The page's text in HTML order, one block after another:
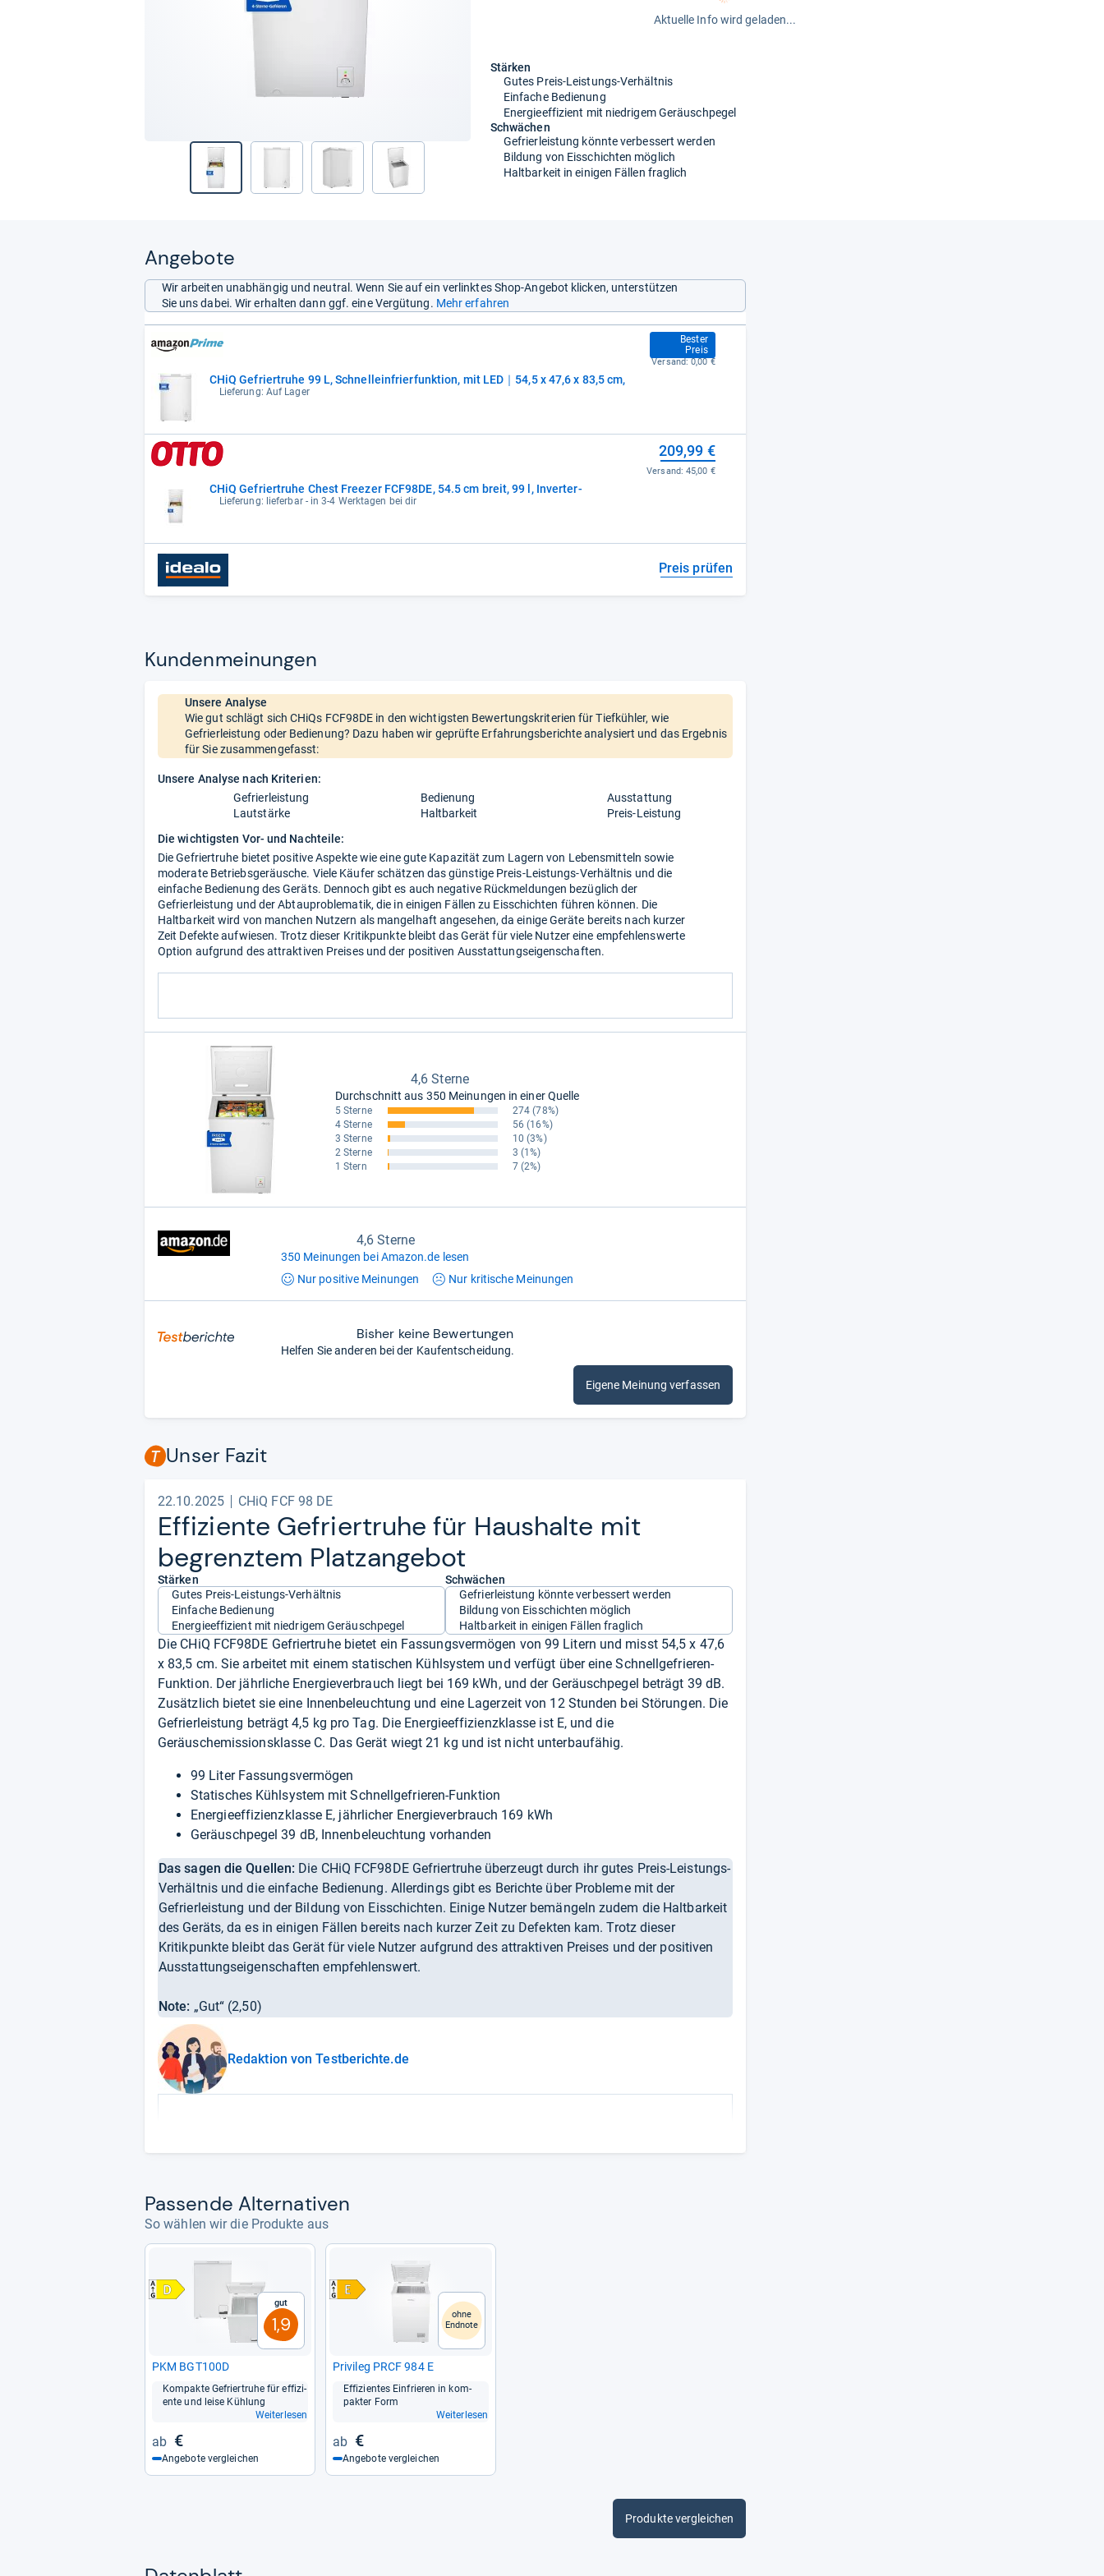
Aktuelle Info wird geladen...
Stärken
Gutes Preis-Leistungs-Verhältnis
Einfache Bedienung
Energieeffizient mit niedrigem Geräuschpegel
Schwächen
Gefrierleistung könnte verbessert werden
Bildung von Eisschichten möglich
Haltbarkeit in einigen Fällen fraglich
Angebote
Wir arbeiten unabhängig und neutral. Wenn Sie auf ein verlinktes Shop-Angebot klicken, unterstützen
Sie uns dabei. Wir erhalten dann ggf. eine Vergütung. Mehr erfahren
CHiQ Gefriertruhe 99 L, Schnelleinfrierfunktion, mit LED｜54,5 x 47,6 x 83,5 cm,
Lieferung: Auf Lager
Bester
Preis
175,99 €
Versand:0,00 €
CHiQ Gefriertruhe Chest Freezer FCF98DE, 54.5 cm breit, 99 l, Inverter-
Lieferung: lieferbar - in 3-4 Werktagen bei dir
209,99 €
Versand:45,00 €
Preis prüfen
Kun­den­mei­nun­gen
Unsere Analyse
Wie gut schlägt sich CHiQs ‎FCF98DE in den wichtigsten Bewertungskriterien für Tiefkühler, wie
Gefrierleistung oder Bedienung? Dazu haben wir geprüfte Erfahrungsberichte analysiert und das Ergebnis
für Sie zusammengefasst:
Unsere Analyse nach Kriterien:
Gefrierleistung
Bedienung
Ausstattung
Lautstärke
Haltbarkeit
Preis-Leistung
Die wichtigsten Vor- und Nachteile:
Die Gefriertruhe bietet positive Aspekte wie eine gute Kapazität zum Lagern von Lebensmitteln sowie
moderate Betriebsgeräusche. Viele Käufer schätzen das günstige Preis-Leistungs-Verhältnis und die
einfache Bedienung des Geräts. Dennoch gibt es auch negative Rückmeldungen bezüglich der
Gefrierleistung und der Abtauproblematik, die in einigen Fällen zu Eisschichten führen können. Die
Haltbarkeit wird von manchen Nutzern als mangelhaft angesehen, da einige Geräte bereits nach kurzer
Zeit Defekte aufwiesen. Trotz dieser Kritikpunkte bleibt das Gerät für viele Nutzer eine empfehlenswerte
Option aufgrund des attraktiven Preises und der positiven Ausstattungseigenschaften.
4,6 Sterne
Durchschnitt aus 350 Meinungen in einer Quelle
5 Sterne 274 (78%)
4 Sterne
56 (16%)
3 Sterne
10 (3%)
2 Sterne
3 (1%)
1 Stern
7 (2%)
4,6 Sterne
350 Meinungen bei Amazon.de lesen
Nur positive Meinungen Nur kritische Meinungen
Bisher keine Bewertungen
Helfen Sie anderen bei der Kaufentscheidung.
Eigene Meinung verfassen
Unser Fazit
22.10.2025 CHiQ FCF 98 DE
Effi­zi­ente Gefrier­truhe für Haus­halte mit
begrenz­tem Platz­an­ge­bot
Stärken
Gutes Preis-Leistungs-Verhältnis
Einfache Bedienung
Energieeffizient mit niedrigem Geräuschpegel
Schwächen
Gefrierleistung könnte verbessert werden
Bildung von Eisschichten möglich
Haltbarkeit in einigen Fällen fraglich
Die CHiQ FCF98DE Gefriertruhe bietet ein Fassungsvermögen von 99 Litern und misst 54,5 x 47,6
x 83,5 cm. Sie arbeitet mit einem statischen Kühlsystem und verfügt über eine Schnellgefrieren-
Funktion. Der jährliche Energieverbrauch liegt bei 169 kWh, und der Geräuschpegel beträgt 39 dB.
Zusätzlich bietet sie eine Innenbeleuchtung und eine Lagerzeit von 12 Stunden bei Störungen. Die
Gefrierleistung beträgt 4,5 kg pro Tag. Die Energieeffizienzklasse ist E, und die
Geräuschemissionsklasse C. Das Gerät wiegt 21 kg und ist nicht unterbaufähig.
99 Liter Fassungsvermögen
Statisches Kühlsystem mit Schnellgefrieren-Funktion
Energieeffizienzklasse E, jährlicher Energieverbrauch 169 kWh
Geräuschpegel 39 dB, Innenbeleuchtung vorhanden
Das sagen die Quellen: Die CHiQ FCF98DE Gefriertruhe überzeugt durch ihr gutes Preis-Leistungs-
Verhältnis und die einfache Bedienung. Allerdings gibt es Berichte über Probleme mit der
Gefrierleistung und der Bildung von Eisschichten. Einige Nutzer bemängeln zudem die Haltbarkeit
des Geräts, da es in einigen Fällen bereits nach kurzer Zeit zu Defekten kam. Trotz dieser
Kritikpunkte bleibt das Gerät für viele Nutzer aufgrund des attraktiven Preises und der positiven
Ausstattungseigenschaften empfehlenswert.
Note: „Gut“ (2,50)
Redaktion von Testberichte.de
Pas­sende Alter­na­ti­ven
So wählen wir die Produkte aus
Gut
1,9
PKM BGT100D
Kom­pakte Gefrier­truhe für effi­zi­
ente und leise Küh­lung
Weiterlesen
€
Angebote vergleichen
ohne
Endnote
Pri­vi­leg PRCF 984 E
Effi­zi­en­tes Ein­frie­ren in kom­
pak­ter Form
Weiterlesen
€
Angebote vergleichen
Produkte vergleichen